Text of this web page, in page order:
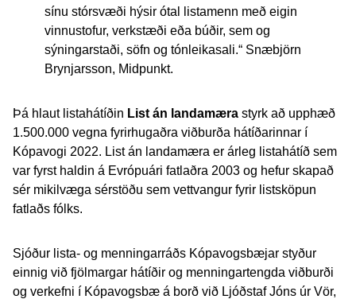
sínu stórsvæði hýsir ótal listamenn með eigin
vinnustofur, verkstæði eða búðir, sem og
sýningarstaði, söfn og tónleikasali.“ Snæbjörn
Brynjarsson, Midpunkt.
Þá hlaut listahátíðin List án landamæra styrk að upphæð
1.500.000 vegna fyrirhugaðra viðburða hátíðarinnar í
Kópavogi 2022. List án landamæra er árleg listahátíð sem
var fyrst haldin á Evrópuári fatlaðra 2003 og hefur skapað
sér mikilvæga sérstöðu sem vettvangur fyrir listsköpun
fatlaðs fólks.
Sjóður lista- og menningarráðs Kópavogsbæjar styður
einnig við fjölmargar hátíðir og menningartengda viðburði
og verkefni í Kópavogsbæ á borð við Ljóðstaf Jóns úr Vör,